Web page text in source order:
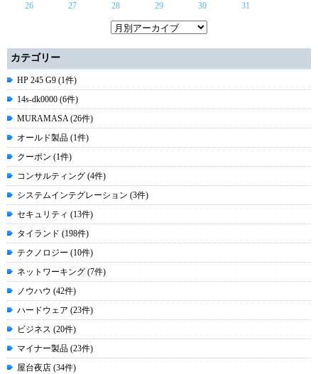
26
27 28 29 30 31
カテゴリー
HP 245 G9 (1件)
14s-dk0000 (6件)
MURAMASA (26件)
オールド製品 (1件)
クーポン (1件)
コンサルティング (4件)
システムインテグレーション (3件)
セキュリティ (13件)
タイランド (198件)
テクノロジー (10件)
ネットワーキング (7件)
ノウハウ (42件)
ハードウェア (23件)
ビジネス (20件)
マイナー製品 (23件)
屋台夜店 (34件)